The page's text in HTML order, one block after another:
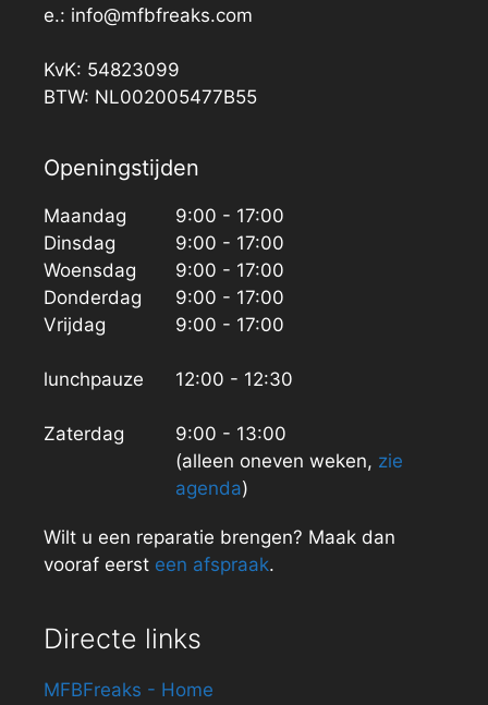
e.: info@mfbfreaks.com
KvK: 54823099
BTW: NL002005477B55
Openingstijden
Maandag
Dinsdag
Woensdag
Donderdag
Vrijdag
lunchpauze
Zaterdag
9:00 - 17:00
9:00 - 17:00
9:00 - 17:00
9:00 - 17:00
9:00 - 17:00
12:00 - 12:30
9:00 - 13:00
(alleen oneven weken, zie
agenda)
Wilt u een reparatie brengen? Maak dan
vooraf eerst een afspraak.
Directe links
MFBFreaks - Home